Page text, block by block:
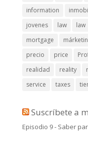
information
jovenes
law law
mortgage
precio
price
realidad
reality
service
taxes
Suscríbete a
Episodio 9 - Saber